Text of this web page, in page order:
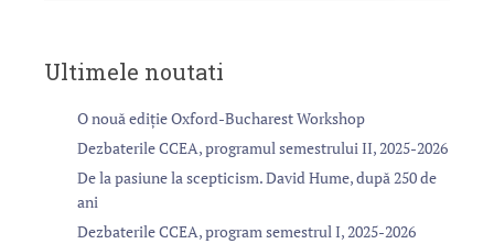
Ultimele noutati
O nouă ediție Oxford-Bucharest Workshop
Dezbaterile CCEA, programul semestrului II, 2025-2026
De la pasiune la scepticism. David Hume, după 250 de
ani
Dezbaterile CCEA, program semestrul I, 2025-2026